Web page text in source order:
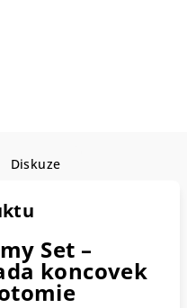
Diskuze
Set –
koncovek